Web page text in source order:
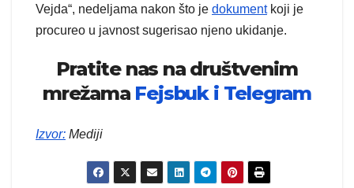
Vejda“, nedeljama nakon što je dokumentkoji je
procureo u javnost sugerisao njeno ukidanje.
Pratite nas na društvenim
mrežama Fejsbuk i Telegram
Izvor: Mediji